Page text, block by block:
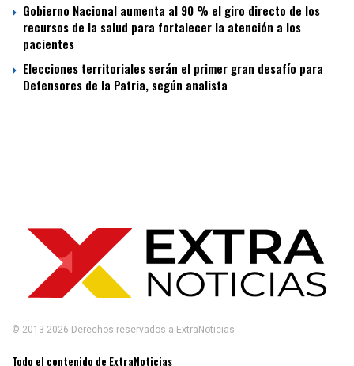
Gobierno Nacional aumenta al 90 % el giro directo de los
recursos de la salud para fortalecer la atención a los
pacientes
Elecciones territoriales serán el primer gran desafío para
Defensores de la Patria, según analista
© 2013-2026 Derechos reservados a ExtraNoticias
Todo el contenido de ExtraNoticias